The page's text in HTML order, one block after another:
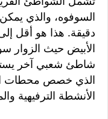
دقيقة. هذا هو أقل
الأبيض حيث الزوار
شاطئ شعبي آخر
الذي خصص محطات
الأنشطة الترفيهية